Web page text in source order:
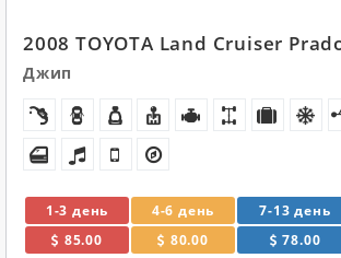
2008 TOYOTA Land Cruiser
Джип
1-3 день 4-6 день 7-13 день
85.00
80.00 78.00